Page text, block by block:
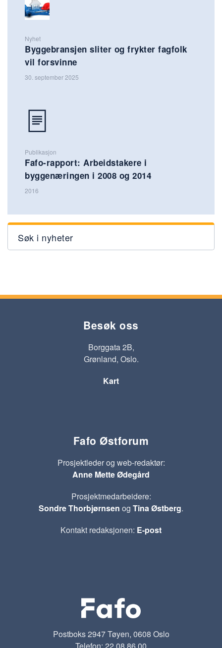
Nyhet
Byggebransjen sliter og frykter fagfolk
vil forsvinne
30. september 2025
Publikasjon
Fafo-rapport: Arbeidstakere i
byggenæringen i 2008 og 2014
2016
Søk i nyheter
Besøk oss
Borggata 2B,
Grønland, Oslo.
Kart
Fafo Østforum
Prosjektleder og web-redaktør:
Anne Mette Ødegård
Prosjektmedarbeidere:
Sondre Thorbjørnsen og Tina Østberg.
Kontakt redaksjonen: E-post
Postboks 2947 Tøyen, 0608 Oslo
Telefon: 22 08 86 00